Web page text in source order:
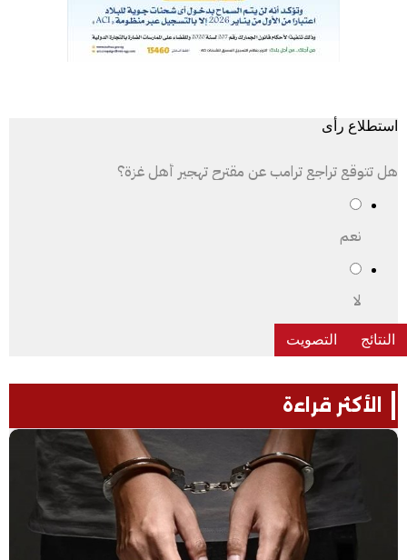
استطلاع رأى
هل تتوقع تراجع ترامب عن مقترح تهجير أهل غزة؟
نعم
لا
الأكثر قراءة